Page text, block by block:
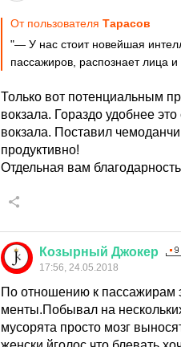
От пользователя Тарасов
"— У нас стоит новейшая
пассажиров, распознает лица
Только вот потенциальным
вокзала. Гораздо удобнее
вокзала. Поставил
продуктивно!
Отдельная вам
Козырный Джокер
17:56, 24.05.2018
По отношению к
менты.Побывал на
мусорята просто мозг